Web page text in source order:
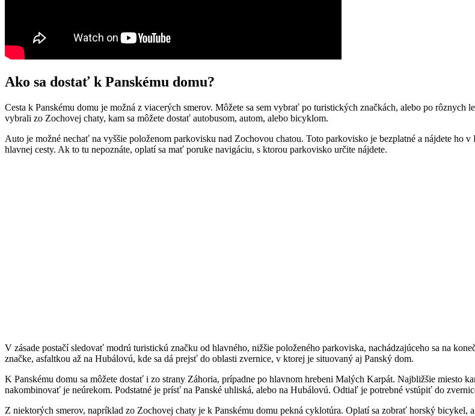
Ako sa dostať k Panskému domu?
Cesta k Panskému domu je možná z viacerých smerov. Môžete sa sem vybrať po turistických značkách, alebo po
vybrali zo Zochovej chaty, kam sa môžete dostať autobusom, autom, alebo bicyklom.
Auto je možné nechať na vyššie položenom parkovisku nad Zochovou chatou. Toto parkovisko je bezplatné a nájdete ho
hlavnej cesty. Ak to tu nepoznáte, oplatí sa mať poruke navigáciu, s ktorou parkovisko určite nájdete.
V zásade postačí sledovať modrú turistickú značku od hlavného, nižšie položeného parkoviska, nachádzajúceho sa na
značke, asfaltkou až na Hubálovú, kde sa dá prejsť do oblasti zvernice, v ktorej je situovaný aj Panský dom.
K Panskému domu sa môžete dostať i zo strany Záhoria, prípadne po hlavnom hrebeni Malých Karpát. Najbližšie miesto
nakombinovať je neúrekom. Podstatné je prísť na Panské uhliská, alebo na Hubálovú. Odtiaľ je potrebné vstúpiť do
Z niektorých smerov, napríklad zo Zochovej chaty je k Panskému domu pekná cyklotúra. Oplatí sa zobrať horský bicykel,